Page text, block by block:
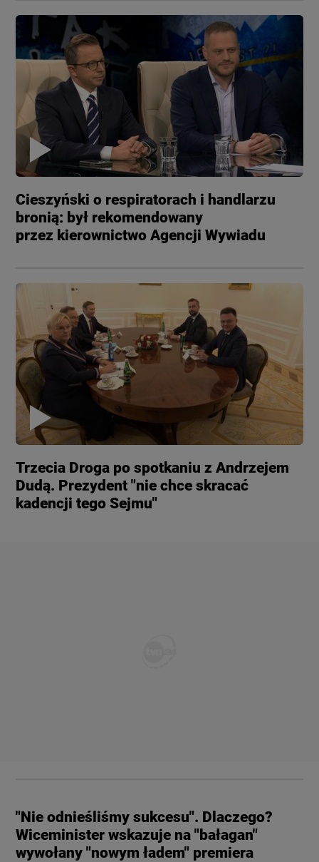
Cieszyński o respiratorach i handlarzu
bronią: był rekomendowany
przez kierownictwo Agencji Wywiadu
Trzecia Droga po spotkaniu z Andrzejem
Dudą. Prezydent "nie chce skracać
kadencji tego Sejmu"
"Nie odnieśliśmy sukcesu". Dlaczego?
Wiceminister wskazuje na "bałagan"
wywołany "nowym ładem" premiera